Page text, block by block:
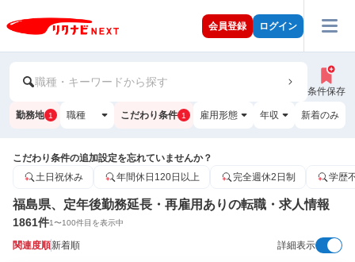
会員登録 ログイン
職種・キーワードから探す
条件保存
勤務地 1 職種 こだわり条件 1 雇用形態 年収 新着のみ
こだわり条件の追加設定を忘れていませんか？
土日祝休み
年間休日120日以上 完全週休2日制 学歴
福島県、定年後勤務延長・再雇用ありの転職・求人情報
1861件1〜100件目を表示中
関連度順新着順 詳細表示